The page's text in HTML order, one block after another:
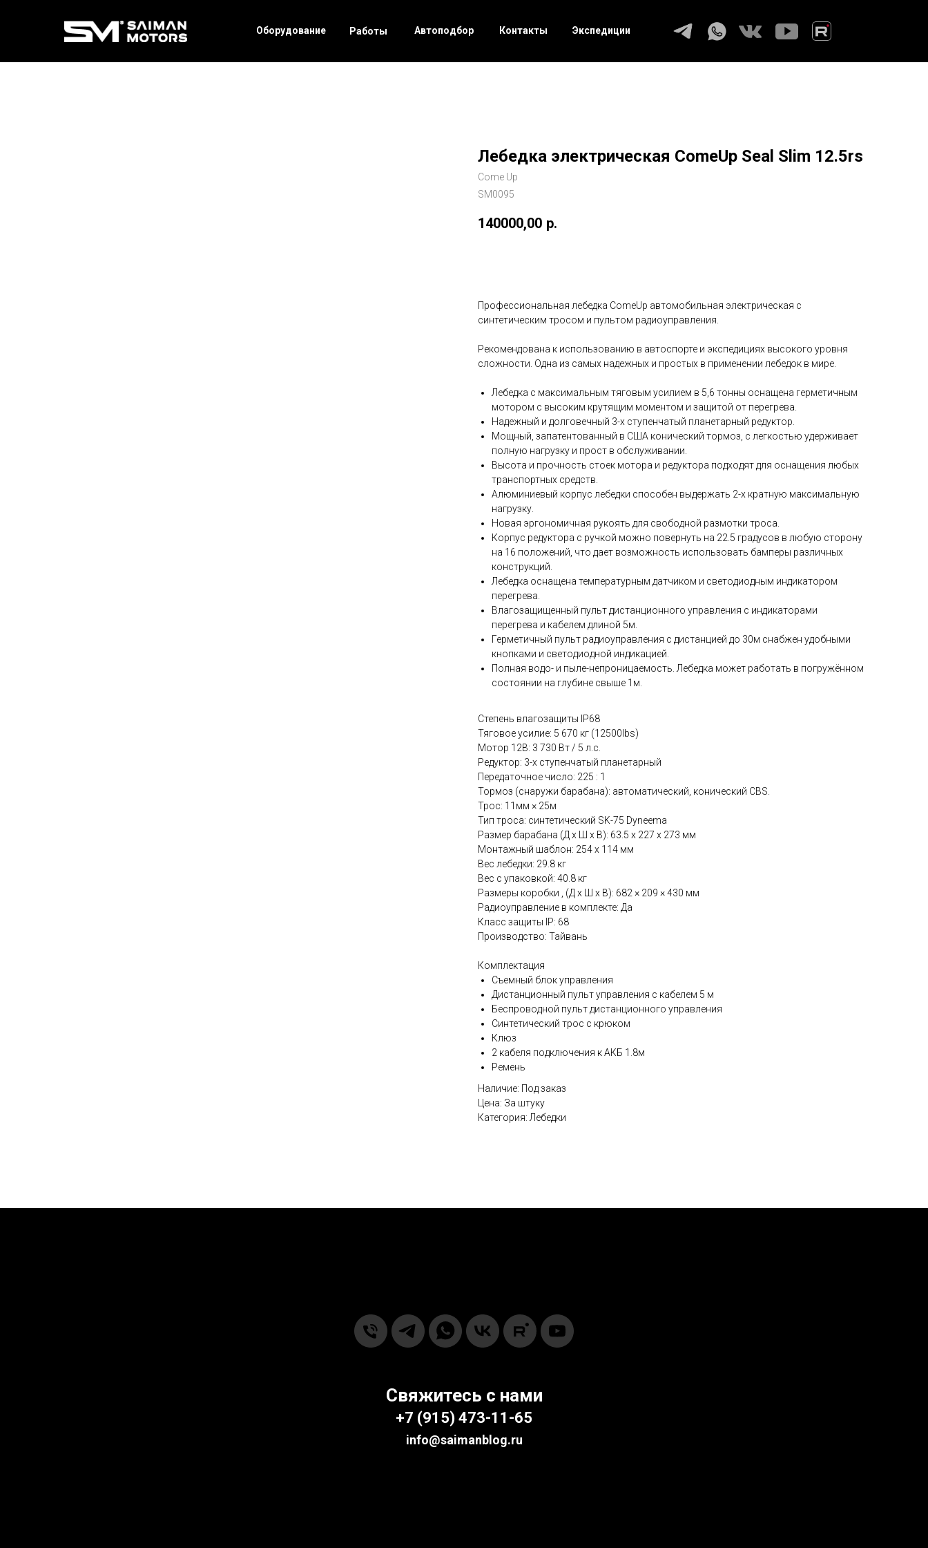
Оборудование Контакты Экспедиции
Работы Автоподбор
Лебедка электрическая ComeUp Seal Slim 12.5rs
Come Up
SM0095
140000,00 р.
Профессиональная лебедка ComeUp автомобильная электрическая с
синтетическим тросом и пультом радиоуправления.
Рекомендована к использованию в автоспорте и экспедициях высокого уровня
сложности. Одна из самых надежных и простых в применении лебедок в мире.
Лебедка c максимальным тяговым усилием в 5,6 тонны оснащена герметичным
мотором с высоким крутящим моментом и защитой от перегрева.
Надежный и долговечный 3-х ступенчатый планетарный редуктор.
Мощный, запатентованный в США конический тормоз, с легкостью удерживает
полную нагрузку и прост в обслуживании.
Высота и прочность стоек мотора и редуктора подходят для оснащения любых
транспортных средств.
Алюминиевый корпус лебедки способен выдержать 2-х кратную максимальную
нагрузку.
Новая эргономичная рукоять для свободной размотки троса.
Корпус редуктора с ручкой можно повернуть на 22.5 градусов в любую сторону
на 16 положений, что дает возможность использовать бамперы различных
конструкций.
Лебедка оснащена температурным датчиком и светодиодным индикатором
перегрева.
Влагозащищенный пульт дистанционного управления с индикаторами
перегрева и кабелем длиной 5м.
Герметичный пульт радиоуправления с дистанцией до 30м снабжен удобными
кнопками и светодиодной индикацией.
Полная водо- и пыле-непроницаемость. Лебедка может работать в погружённом
состоянии на глубине свыше 1м.
Степень влагозащиты IP68
Тяговое усилие: 5 670 кг (12500lbs)
Мотор 12В: 3 730 Вт / 5 л.с.
Редуктор: 3-х ступенчатый планетарный
Передаточное число: 225 : 1
Тормоз (снаружи барабана): автоматический, конический CBS.
Трос: 11мм × 25м
Тип троса: синтетический SK-75 Dyneema
Размер барабана (Д x Ш x В): 63.5 x 227 х 273 мм
Монтажный шаблон: 254 x 114 мм
Вес лебедки: 29.8 кг
Вес с упаковкой: 40.8 кг
Размеры коробки , (Д x Ш x В): 682 × 209 × 430 мм
Радиоуправление в комплекте: Да
Класс защиты IP: 68
Производство: Тайвань
Комплектация
Съемный блок управления
Дистанционный пульт управления с кабелем 5 м
Беспроводной пульт дистанционного управления
Синтетический трос с крюком
Клюз
2 кабеля подключения к АКБ 1.8м
Ремень
Наличие: Под заказ
Цена: За штуку
Категория: Лебедки
Свяжитесь с нами
+7 (915) 473-11-65‬
info@saimanblog.ru